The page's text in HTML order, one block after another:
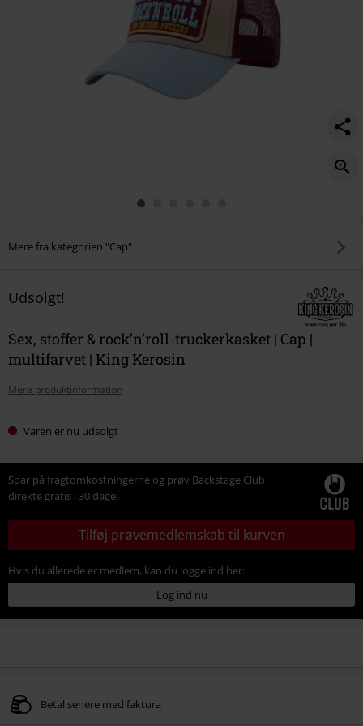
Mere fra kategorien "Cap"
Udsolgt!
Sex, stoffer & rock’n’roll-truckerkasket | Cap |
multifarvet | King Kerosin
Mere produktinformation
Varen er nu udsolgt
Spar på fragtomkostningerne og prøv Backstage Club
direkte gratis i 30 dage:
Tilføj prøvemedlemskab til kurven
Hvis du allerede er medlem, kan du logge ind her:
Log ind nu
Betal senere med faktura